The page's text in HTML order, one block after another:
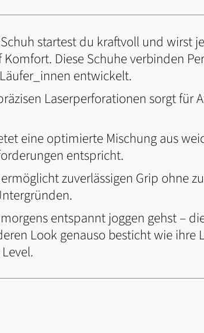
startest du kraftvoll und wirst
Diese Schuhe verbinden
entwickelt.
Laserperforationen sorgt für
eine optimierte Mischung aus
entspricht.
zuverlässigen Grip ohne
entspannt joggen gehst –
Look genauso besticht wie ihre